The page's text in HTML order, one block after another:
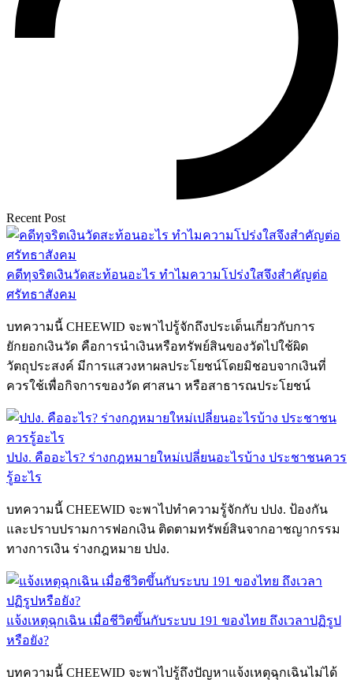
Recent Post
คดีทุจริตเงินวัดสะท้อนอะไร ทำไมความโปร่งใสจึงสำคัญต่อ
ศรัทธาสังคม
บทความนี้ CHEEWID จะพาไปรู้จักถึงประเด็นเกี่ยวกับการ
ยักยอกเงินวัด คือการนำเงินหรือทรัพย์สินของวัดไปใช้ผิด
วัตถุประสงค์ มีการแสวงหาผลประโยชน์โดยมิชอบจากเงินที่
ควรใช้เพื่อกิจการของวัด ศาสนา หรือสาธารณประโยชน์
ปปง. คืออะไร? ร่างกฎหมายใหม่เปลี่ยนอะไรบ้าง ประชาชนควร
รู้อะไร
บทความนี้ CHEEWID จะพาไปทำความรู้จักกับ ปปง. ป้องกัน
และปราบปรามการฟอกเงิน ติดตามทรัพย์สินจากอาชญากรรม
ทางการเงิน ร่างกฎหมาย ปปง.
แจ้งเหตุฉุกเฉิน เมื่อชีวิตขึ้นกับระบบ 191 ของไทย ถึงเวลาปฏิรูป
หรือยัง?
บทความนี้ CHEEWID จะพาไปรู้ถึงปัญหาแจ้งเหตุฉุกเฉินไม่ได้